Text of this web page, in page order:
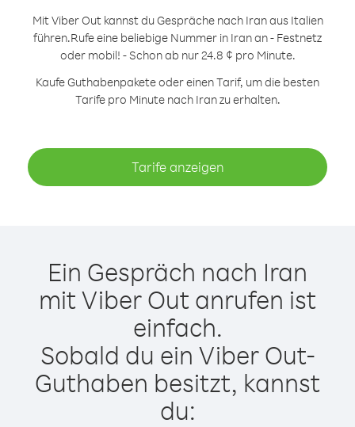
Mit Viber Out kannst du Gespräche nach Iran aus Italien
führen.Rufe eine beliebige Nummer in Iran an - Festnetz
oder mobil! - Schon ab nur 24.8 ¢ pro Minute.
Kaufe Guthabenpakete oder einen Tarif, um die besten
Tarife pro Minute nach Iran zu erhalten.
Tarife anzeigen
Ein Gespräch nach Iran
mit Viber Out anrufen ist
einfach.
Sobald du ein Viber Out-
Guthaben besitzt, kannst
du: